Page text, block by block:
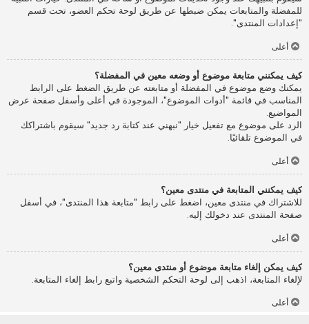
للمفضلة والمتابعات يمكن ضبطها عن طريق لوحة تحكم العضو، تحت قسم
"إعدادات المنتدى".
أعلى
كيف يمكنني متابعة موضوع أو وضعه معين في المفضلة؟
يمكنك وضع موضوع في المفضلة أو متابعته عن طريق الضغط على الرابط
المناسب في قائمة "أدوات الموضوع"، الموجودة في أعلى وأسفل صفحة عرض
المواضيع.
الرد على موضوع مع تفعيل خيار "نبهني عند كتابة رد جديد" سيقوم باشتراكك
في الموضوع تلقائيًا.
أعلى
كيف يمكنني المتابعة في منتدى معين؟
للاشتراك في منتدى معين، اضغط على رابط "متابعة هذا المنتدى"، في أسفل
صفحة المنتدى عند دخولك إليه.
أعلى
كيف يمكن إلغاء متابعة موضوع أو منتدى معين؟
لإلغاء المتابعة، اذهب إلى لوحة التحكم الشخصية واتبع رابط إلغاء المتابعة.
أعلى